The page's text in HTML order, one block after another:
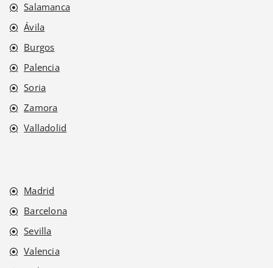
Salamanca
Ávila
Burgos
Palencia
Soria
Zamora
Valladolid
Madrid
Barcelona
Sevilla
Valencia